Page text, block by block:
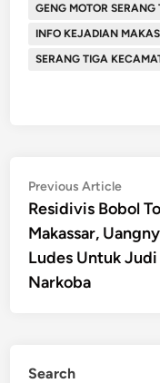
GENG MOTOR
INFO KEJADIAN
SERANG TIGA
Post
navigation
Previous Article
Residivis Bobol
Makassar,
Ludes Untuk
Narkoba
Search